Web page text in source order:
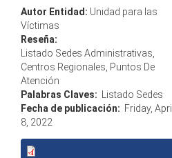
Autor Entidad: Unidad para las
Víctimas
Reseña:
Listado Sedes Administrativas,
Centros Regionales, Puntos De
Atención
Palabras Claves:
Listado Sedes
Fecha de publicación: Friday, April
8, 2022